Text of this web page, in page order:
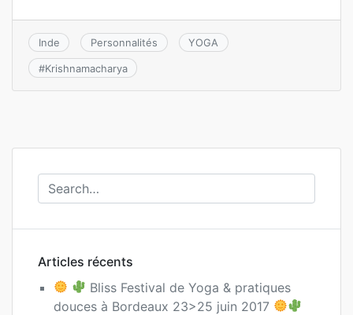
Inde Personnalités YOGA
#Krishnamacharya
Articles récents
Bliss Festival de Yoga & pratiques
douces à Bordeaux 23>25 juin 2017